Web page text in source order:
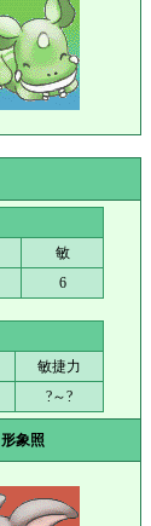
敏
6
敏捷力
?～?
形象照